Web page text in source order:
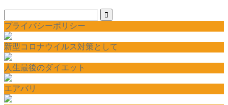
プライバシーポリシー
新型コロナウイルス対策として
人生最後のダイエット
エアバリ